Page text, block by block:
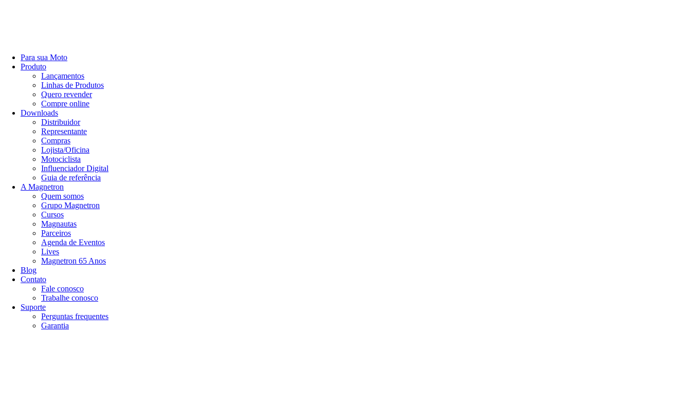
Para sua Moto
Produto
Lançamentos
Linhas de Produtos
Quero revender
Compre online
Downloads
Distribuidor
Representante
Compras
Lojista/Oficina
Motociclista
Influenciador Digital
Guia de referência
A Magnetron
Quem somos
Grupo Magnetron
Cursos
Magnautas
Parceiros
Agenda de Eventos
Lives
Magnetron 65 Anos
Blog
Contato
Fale conosco
Trabalhe conosco
Suporte
Perguntas frequentes
Garantia